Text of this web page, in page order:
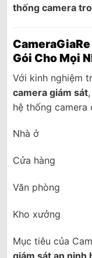
thống camera
Gói Cho Mọi
Với kinh nghiệm
camera giám sát
hệ thống camera
Nhà ở
Cửa hàng
Văn phòng
Kho xưởng
Mục tiêu của
giám sát an ninh